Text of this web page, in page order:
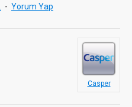
- Yorum Yap
Casper